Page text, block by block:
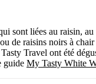
sont liées au raisin, au
de raisins noirs à
Travel ont été
guide My Tasty White